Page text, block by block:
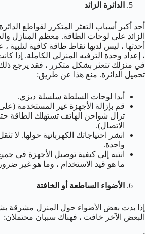
الدائرة الزائد
أحد أكبر أسباب التعثر المتكرر لقواطع
الزائد على لوحات الطاقة. معظم المنازل
أحدثها ، ليس لديها نقاط طاقة كافية لتلبية
، إعداد وحدة الترفيه المنزلي الكاملة. إذا
في منزلك تتعثر بشكل متكرر ، فقد يرجع ذلك
تحميل الدائرة. منع هذا عن طريق:
أبدا لوحات السلطة سلسلة ديزي.
قم بإزالة الأجهزة غير المستخدمة
تزال شواحن الهاتف تستهلك الطاقة
الاتصال).
انشر احتياجاتك الكهربائية حولها. لا
واحدة.
انتبه إلى كيفية توصيل الأجهزة في
ما هو قيد الاستخدام ، وما هو غير
الأضواء الساطعة أو الخافتة
إذا بدت بعض الأضواء حول المنزل مشرقة
البعض الآخر خافت ، فهناك سببان محتملان: